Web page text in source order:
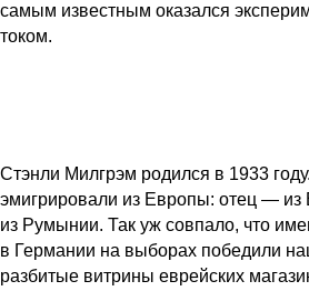
самым известным оказался
током.
Стэнли Милгрэм родился в 1933
эмигрировали из Европы: отец —
из Румынии. Так уж совпало, что
в Германии на выборах победили
разбитые витрины еврейских